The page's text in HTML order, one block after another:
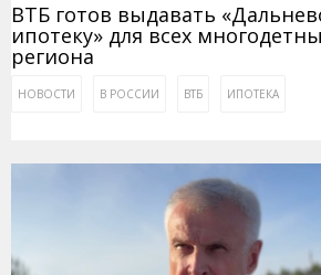
ВТБ готов выдавать
ипотеку» для всех
региона
НОВОСТИ В РОССИИ ВТБ ИПОТЕКА